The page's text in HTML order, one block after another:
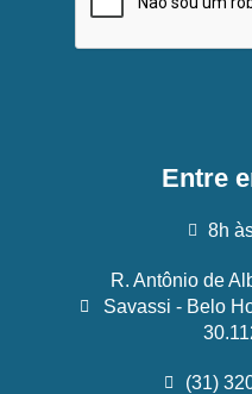
Entre
8h
R. Antônio de
Savassi - Belo
(31)